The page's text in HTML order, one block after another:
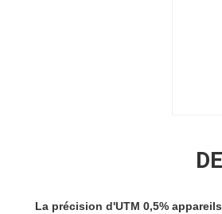
La précision d'UTM 0,5%